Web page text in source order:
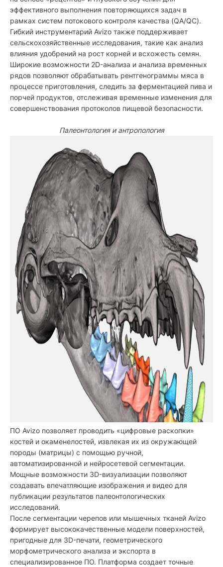
эффективного выполнения повторяющихся задач в
рамках систем потокового контроля качества (QA/QC).
Гибкий инструментарий Avizo также поддерживает
сельскохозяйственные исследования, такие как анализ
влияния удобрений на рост корней и всхожесть семян.
Широкие возможности 2D-анализа и анализа временных
рядов позволяют обрабатывать рентгенограммы мяса в
процессе приготовления, следить за ферментацией пива и
порчей продуктов, отслеживая временные изменения для
совершенствования протоколов пищевой безопасности.
Палеонтология и антропология
ПО Avizo позволяет проводить «цифровые раскопки»
костей и окаменелостей, извлекая их из окружающей
породы (матрицы) с помощью ручной,
автоматизированной и нейросетевой сегментации.
Мощные возможности 3D-визуализации позволяют
создавать впечатляющие изображения и видео для
публикации результатов палеонтологических
исследований.
После сегментации черепов или мышечных тканей Avizo
формирует высококачественные модели поверхностей,
пригодные для 3D-печати, геометрического
морфометрического анализа и экспорта в
специализированное ПО. Платформа создает точные